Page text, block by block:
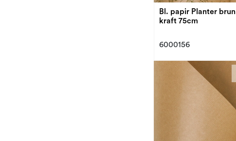
Bl. papir Planter brun
kraft 75cm
6000156